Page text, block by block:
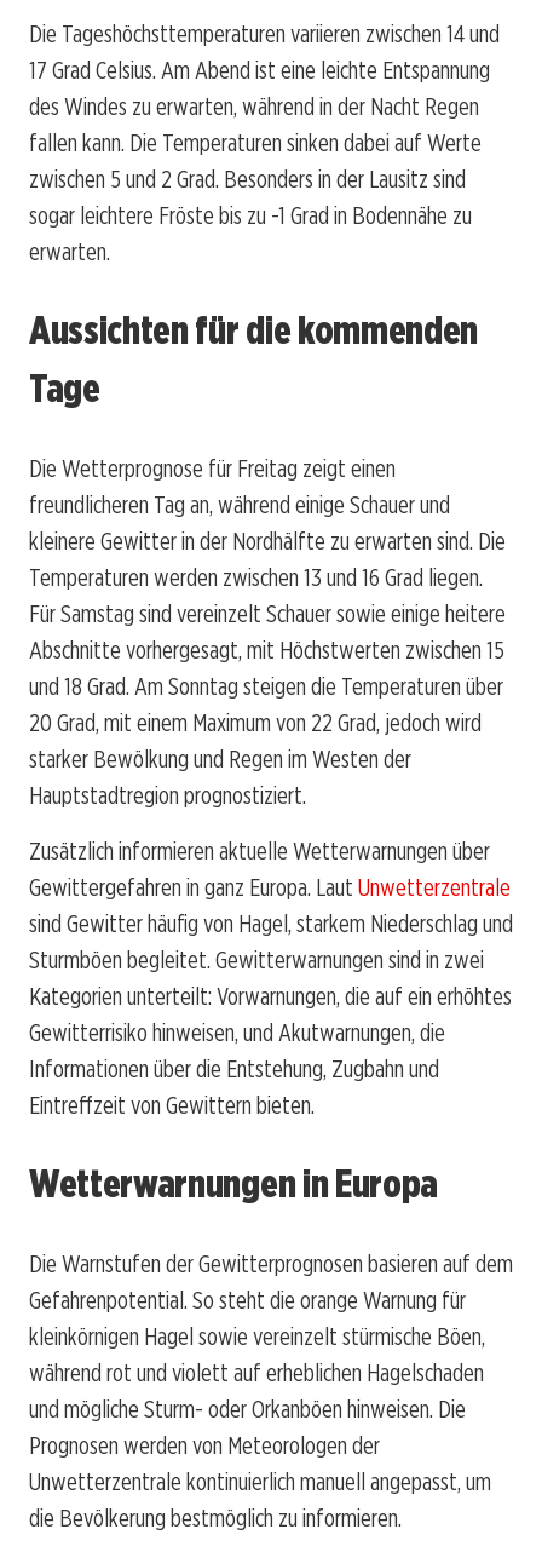
Die Tageshöchsttemperaturen variieren zwischen 14 und
17 Grad Celsius. Am Abend ist eine leichte Entspannung
des Windes zu erwarten, während in der Nacht Regen
fallen kann. Die Temperaturen sinken dabei auf Werte
zwischen 5 und 2 Grad. Besonders in der Lausitz sind
sogar leichtere Fröste bis zu -1 Grad in Bodennähe zu
erwarten.
Aussichten für die kommenden
Tage
Die Wetterprognose für Freitag zeigt einen
freundlicheren Tag an, während einige Schauer und
kleinere Gewitter in der Nordhälfte zu erwarten sind. Die
Temperaturen werden zwischen 13 und 16 Grad liegen.
Für Samstag sind vereinzelt Schauer sowie einige heitere
Abschnitte vorhergesagt, mit Höchstwerten zwischen 15
und 18 Grad. Am Sonntag steigen die Temperaturen über
20 Grad, mit einem Maximum von 22 Grad, jedoch wird
starker Bewölkung und Regen im Westen der
Hauptstadtregion prognostiziert.
Zusätzlich informieren aktuelle Wetterwarnungen über
Gewittergefahren in ganz Europa. Laut Unwetterzentrale
sind Gewitter häufig von Hagel, starkem Niederschlag und
Sturmböen begleitet. Gewitterwarnungen sind in zwei
Kategorien unterteilt: Vorwarnungen, die auf ein erhöhtes
Gewitterrisiko hinweisen, und Akutwarnungen, die
Informationen über die Entstehung, Zugbahn und
Eintreffzeit von Gewittern bieten.
Wetterwarnungen in Europa
Die Warnstufen der Gewitterprognosen basieren auf dem
Gefahrenpotential. So steht die orange Warnung für
kleinkörnigen Hagel sowie vereinzelt stürmische Böen,
während rot und violett auf erheblichen Hagelschaden
und mögliche Sturm- oder Orkanböen hinweisen. Die
Prognosen werden von Meteorologen der
Unwetterzentrale kontinuierlich manuell angepasst, um
die Bevölkerung bestmöglich zu informieren.